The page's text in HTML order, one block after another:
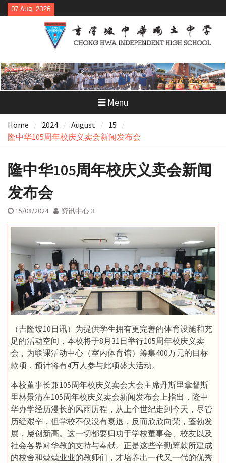
Skip
to
07 Aug, 2026
Menu
Home 2024 August
15
隆中华105周年校庆义卖会新闻发布会
隆中华105周年校庆义卖会新闻
发布会
15/08/2024 资讯中心 3
（吉隆坡10日讯）为提供学生拥有更完善的体育设施和充
足的活动空间，本校将于8月31日举行105周年校庆义卖
会，为联课活动中心（室内体育馆）筹集400万元的目标
款项，预计将有4万人参与此项盛大活动。
本校董事长兼105周年校庆义卖会大会主席丹斯里拿督斯
里林景清在105周年校庆义卖会新闻发布会上指出，隆中
华办学经历漫长的风雨历程，从上个世纪走到今天，尽管
历经艰辛，但学校不仅没有衰退，反而欣欣向荣，蓬勃发
展，屡创新高。这一切都要归功于学校董事会、校友以及
社会各界对华教的支持与奉献。正是这些辛勤筹款所建成
的校舍和兢兢业业的教师们，才培养出一代又一代的优秀